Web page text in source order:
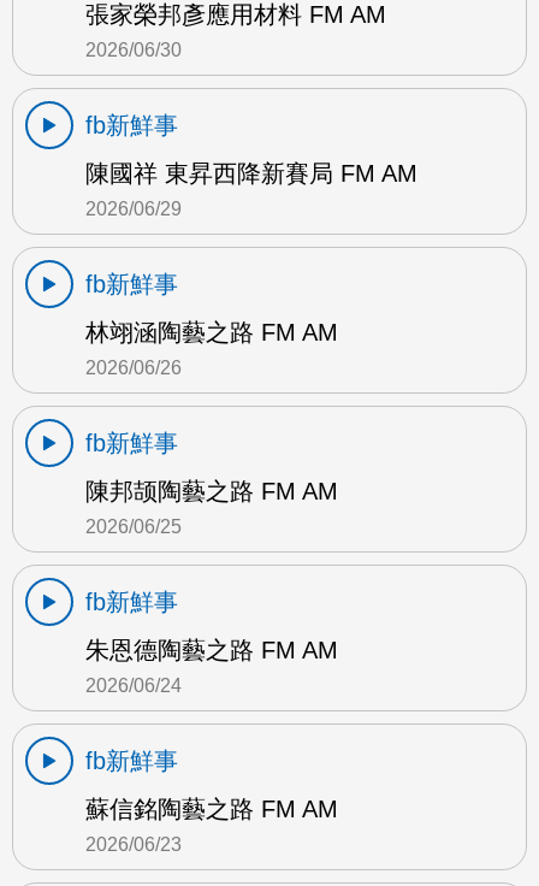
張家榮邦彥應用材料 FM AM
2026/06/30
fb新鮮事
陳國祥 東昇西降新賽局 FM AM
2026/06/29
fb新鮮事
林翊涵陶藝之路 FM AM
2026/06/26
fb新鮮事
陳邦颉陶藝之路 FM AM
2026/06/25
fb新鮮事
朱恩德陶藝之路 FM AM
2026/06/24
fb新鮮事
蘇信銘陶藝之路 FM AM
2026/06/23